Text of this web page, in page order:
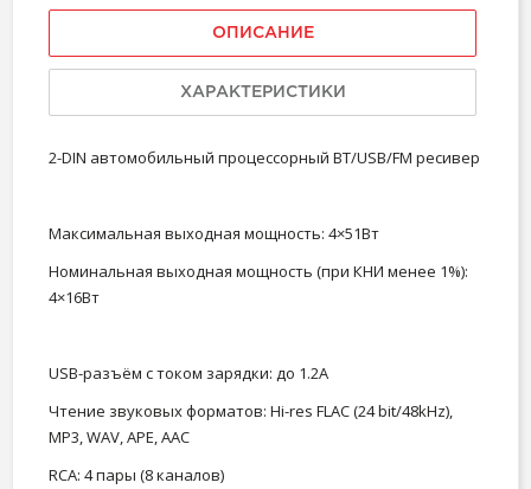
ОПИСАНИЕ
ХАРАКТЕРИСТИКИ
2-DIN автомобильный процессорный BT/USB/FM ресивер
Максимальная выходная мощность: 4×51Вт
Номинальная выходная мощность (при КНИ менее 1%):
4×16Вт
USB-разъём с током зарядки: до 1.2А
Чтение звуковых форматов: Hi-res FLAC (24 bit/48kHz),
MP3, WAV, APE, AAC
RCA: 4 пары (8 каналов)